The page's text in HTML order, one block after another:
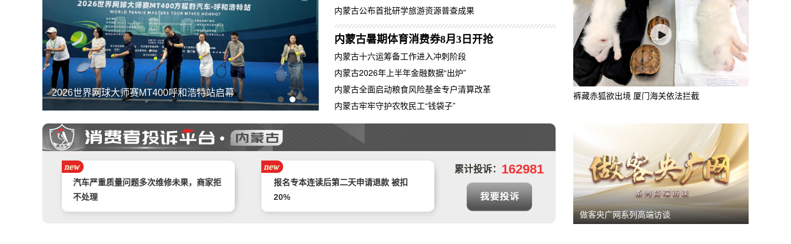
2026世界网球大师赛MT400呼和浩特站启幕 包头市固阳县：露营经济激活乡村振兴一池春水 包头市气象局递进式服务 护航内蒙古“十六运
内蒙古公布首批研学旅游资源普查成果
内蒙古暑期体育消费券8月3日开抢
内蒙古十六运筹备工作进入冲刺阶段
内蒙古2026年上半年金融数据“出炉”
内蒙古全面启动粮食风险基金专户清算改革
内蒙古牢牢守护农牧民工“钱袋子”
裤藏赤狐欲出境 厦门海关依法拦截
携程旅游APP非因消费者原因主票已退，
附属票不退费。
预售年卡自动被激活，开放半年预约期有
近3个月周末不能预约，还不允许退卡退
举报镇江豪利汽车销售服务有限公司拒不
退款
中山市正德二手车交易有限公司拒不退款
汽车严重质量问题多次维修未果，商家拒
不处理
报名专本连读后第二天申请退款 被扣
20%
奇富借条（原360借条）暴力催收
遭遇汽车4S店不给予退定金以及销售人
累计投诉： 162981
做客央广网系列高端访谈